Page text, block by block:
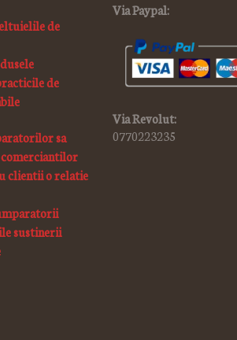
de
de
sa
comerciantilor
clientii o relatie
sustinerii
Via Paypal:
Via Revolut:
0770223235